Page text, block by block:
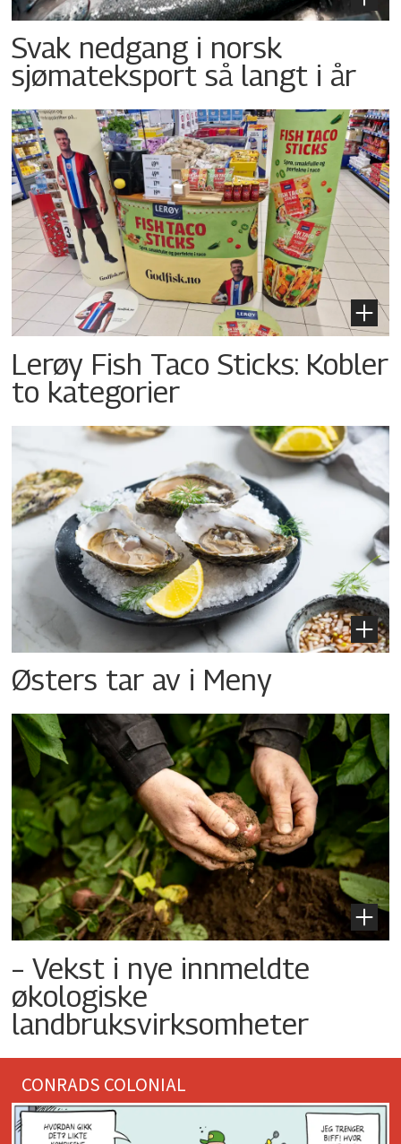
Svak nedgang i norsk
sjømateksport så langt i år
Lerøy Fish Taco Sticks: Kobler
to kategorier
Østers tar av i Meny
– Vekst i nye innmeldte
økologiske
landbruksvirksomheter
CONRADS COLONIAL